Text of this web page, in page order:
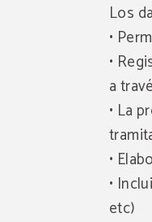
Los
•
•
a
• La
•
•
etc)